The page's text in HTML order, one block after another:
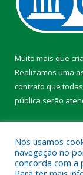
Muito mais que
Realizamos uma
contrato que
pública serão
Nós usamos
navegação no
concorda com a